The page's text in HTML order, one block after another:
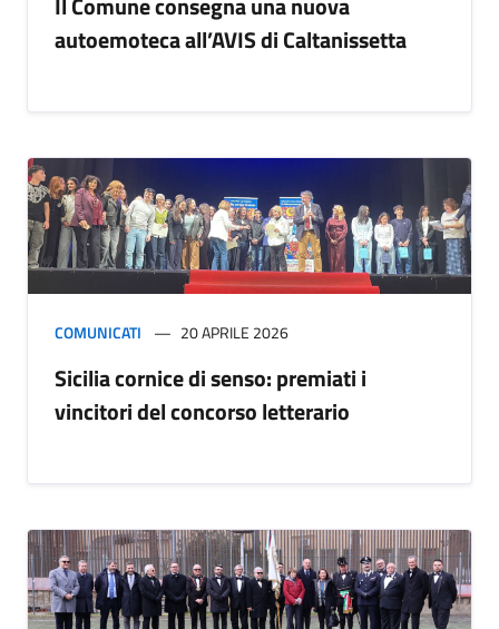
autoemoteca all’AVIS di Caltanissetta
COMUNICATI 20 APRILE 2026
Sicilia cornice di senso: premiati i
vincitori del concorso letterario